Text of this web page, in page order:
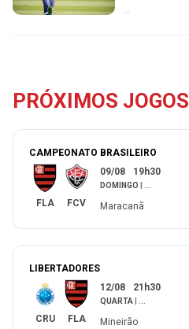
...
PRÓXIMOS JOGOS
CAMPEONATO BRASILEIRO
FLA FCV
09/08 19h30
DOMINGO
Maracanã
LIBERTADORES
CRU FLA
12/08 21h30
QUARTA
Mineirão